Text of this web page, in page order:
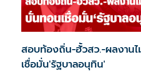
สอบท้องถิ่น-ฮั้วสว.-ผลงาน
เชื่อมั่น'รัฐบาลอนุทิน'